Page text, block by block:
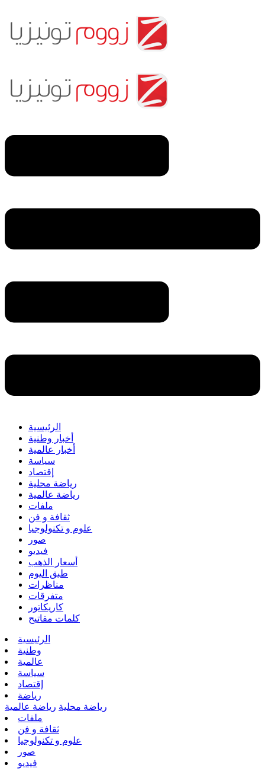
الرئيسية
أخبار وطنية
أخبار عالمية
سياسة
إقتصاد
رياضة محلية
رياضة عالمية
ملفات
ثقافة و فن
علوم و تكنولوجيا
صور
فيديو
أسعار الذهب
طبق اليوم
مناظرات
متفرقات
كاريكاتور
كلمات مفاتيح
الرئيسية
وطنية
عالمية
سياسة
إقتصاد
رياضة
رياضة محلية رياضة عالمية
ملفات
ثقافة و فن
علوم و تكنولوجيا
صور
فيديو